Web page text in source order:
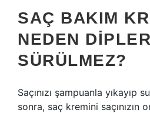
SAÇ BAKIM
NEDEN
SÜRÜLMEZ?
Saçınızı şampuanla yıkayıp
sonra, saç kremini saçınızın